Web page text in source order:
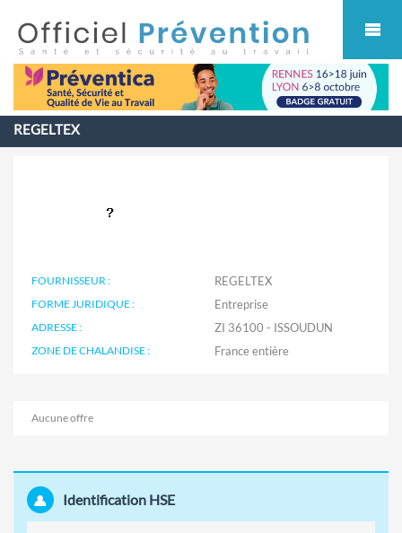
REGELTEX
FOURNISSEUR : REGELTEX
FORME JURIDIQUE : Entreprise
ADRESSE : ZI 36100 - ISSOUDUN
ZONE DE CHALANDISE :
Aucune offre
Identification HSE